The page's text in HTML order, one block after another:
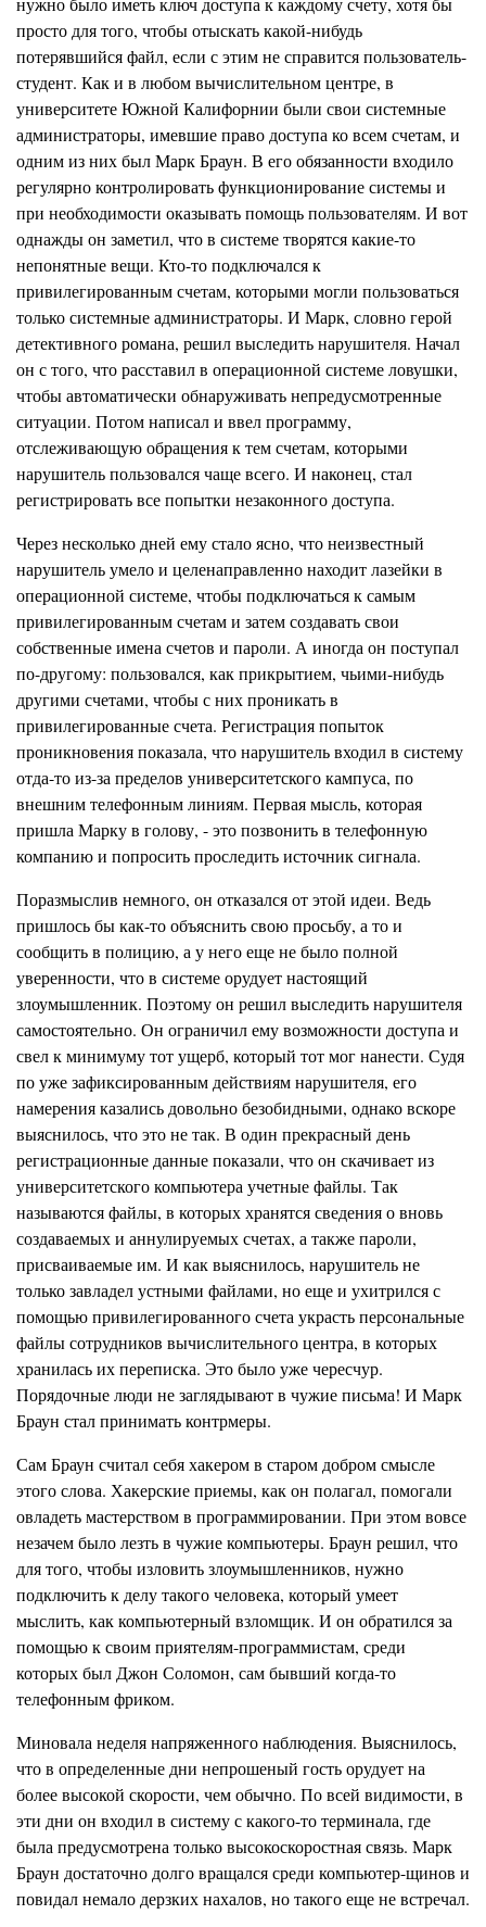
просто для того, чтобы отыскатькакой-нибудь
потерявшийся файл, если с этим не справится пользователь-
студент. Как и в любом вычислительном центре, в
университете Южной Калифорнии были свои системные
администраторы, имевшие право доступа ко всем счетам, и
одним из них был Марк Браун. В его обязанности входило
регулярно контролировать функционирование системы и
при необходимости оказывать помощь пользователям. И вот
однажды он заметил, что в системе творятся какие-то
непонятные вещи. Кто-то подключался к
привилегированным счетам, которыми могли пользоваться
только системные администраторы. И Марк, словно герой
детективного романа, решил выследить нарушителя. Начал
он с того, что расставил в операционной системе ловушки,
чтобы автоматически обнаруживать непредусмотренные
ситуации. Потом написал и ввел программу,
отслеживающую обращения к тем счетам, которыми
нарушитель пользовался чаще всего. И наконец, стал
регистрировать все попытки незаконного доступа.
Через несколько дней ему стало ясно, что неизвестный
нарушитель умело и целенаправленно находит лазейки в
операционной системе, чтобы подключаться к самым
привилегированным счетам и затем создавать свои
собственные имена счетов и пароли. А иногда он поступал
по-другому: пользовался, как прикрытием, чьими-нибудь
другими счетами, чтобы с них проникать в
привилегированные счета. Регистрация попыток
проникновения показала, что нарушитель входил в систему
отда-тоиз-за пределов университетскогокампуса, по
внешним телефонным линиям. Первая мысль, которая
пришла Марку в голову, - это позвонить в телефонную
компанию и попросить проследить источник сигнала.
Поразмыслив немного, он отказался от этой идеи. Ведь
пришлось бы как-то объяснить свою просьбу, а то и
сообщить в полицию, а у него еще не было полной
уверенности, что в системе орудует настоящий
злоумышленник. Поэтому он решил выследить нарушителя
самостоятельно. Он ограничил ему возможности доступа и
свел к минимуму тот ущерб, который тот мог нанести. Судя
по уже зафиксированным действиям нарушителя, его
намерения казались довольно безобидными, однако вскоре
выяснилось, что это не так. В один прекрасный день
регистрационные данные показали, что он скачивает из
университетского компьютера учетные файлы. Так
называются файлы, в которых хранятся сведения о вновь
создаваемых и аннулируемых счетах, а также пароли,
присваиваемые им. И как выяснилось, нарушитель не
только завладелустными файлами, но еще и ухитрился с
помощью привилегированного счета украсть персональные
файлы сотрудников вычислительного центра, в которых
хранилась их переписка. Это было уже чересчур.
Порядочные люди не заглядывают в чужие письма! И Марк
Браун стал принимать контрмеры.
Сам Браун считал себя хакером в старом добром смысле
этого слова. Хакерскиеприемы, как он полагал, помогали
овладеть мастерством в программировании. При этом вовсе
незачем было лезть в чужие компьютеры. Браун решил, что
для того, чтобы изловить злоумышленников, нужно
подключить к делу такого человека, который умеет
мыслить, как компьютерный взломщик. И он обратился за
помощью к своим приятелям-программистам, среди
которых был Джон Соломон, сам бывший когда-то
телефоннымфриком.
Миновала неделя напряженного наблюдения. Выяснилось,
что в определенные дни непрошеный гость орудует на
более высокой скорости, чем обычно. По всей видимости, в
эти дни он входил в систему с какого-то терминала, где
была предусмотрена только высокоскоростная связь. Марк
Браун достаточно долго вращался среди компьютер-щинов и
повидал немало дерзких нахалов, но такого еще не встречал.